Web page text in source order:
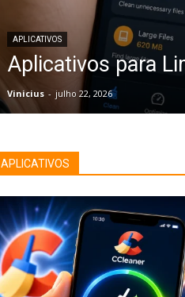
APLICATIVOS
Aplicativos para
Vinicius - julho 22, 2026
APLICATIVOS